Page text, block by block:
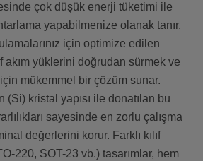
çok düşük enerji tüketimi ile
yapabilmenize olanak tanır.
için optimize edilen
akım yüklerini doğrudan sürmek ve
mükemmel bir çözüm sunar.
kristal yapısı ile donatılan bu
sayesinde en zorlu çalışma
değerlerini korur. Farklı kılıf
220, SOT-23 vb.) tasarımlar, hem